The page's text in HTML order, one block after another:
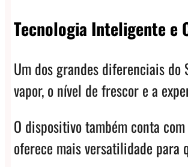
Tecnologia Inteligente e
Um dos grandes diferenciais
vapor, o nível de frescor e a
O dispositivo também conta
oferece mais versatilidade para